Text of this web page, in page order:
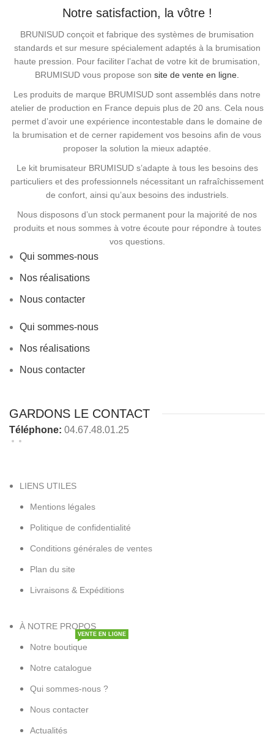
Notre satisfaction, la vôtre !
BRUNISUD conçoit et fabrique des systèmes de brumisation
standards et sur mesure spécialement adaptés à la brumisation
haute pression. Pour faciliter l’achat de votre kit de brumisation,
BRUMISUD vous propose son site de vente en ligne.
Les produits de marque BRUMISUD sont assemblés dans notre
atelier de production en France depuis plus de 20 ans. Cela nous
permet d’avoir une expérience incontestable dans le domaine de
la brumisation et de cerner rapidement vos besoins afin de vous
proposer la solution la mieux adaptée.
Le kit brumisateur BRUMISUD s’adapte à tous les besoins des
particuliers et des professionnels nécessitant un rafraîchissement
de confort, ainsi qu’aux besoins des industriels.
Nous disposons d’un stock permanent pour la majorité de nos
produits et nous sommes à votre écoute pour répondre à toutes
vos questions.
Qui sommes-nous
Nos réalisations
Nous contacter
Qui sommes-nous
Nos réalisations
Nous contacter
GARDONS LE CONTACT
Téléphone: 04.67.48.01.25
LIENS UTILES
Mentions légales
Politique de confidentialité
Conditions générales de ventes
Plan du site
Livraisons & Expéditions
À NOTRE PROPOS
Notre boutique
VENTE EN LIGNE
Notre catalogue
Qui sommes-nous ?
Nous contacter
Actualités